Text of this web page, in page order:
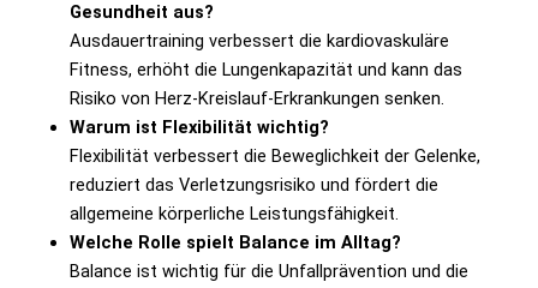
Gesundheit aus?
Ausdauertraining verbessert die kardiovaskuläre
Fitness, erhöht die Lungenkapazität und kann das
Risiko von Herz-Kreislauf-Erkrankungen senken.
Warum ist Flexibilität wichtig?
Flexibilität verbessert die Beweglichkeit der Gelenke,
reduziert das Verletzungsrisiko und fördert die
allgemeine körperliche Leistungsfähigkeit.
Welche Rolle spielt Balance im Alltag?
Balance ist wichtig für die Unfallprävention und die